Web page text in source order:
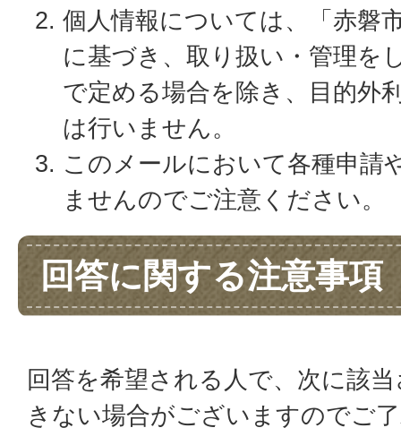
個人情報については、「赤磐
に基づき、取り扱い・管理を
で定める場合を除き、目的外
は行いません。
このメールにおいて各種申請
ませんのでご注意ください。
回答に関する注意事項
回答を希望される人で、次に該
きない場合がございますのでご